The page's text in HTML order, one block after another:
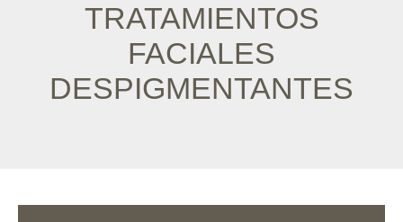
TRATAMIENTOS
FACIALES
DESPIGMENTANTES